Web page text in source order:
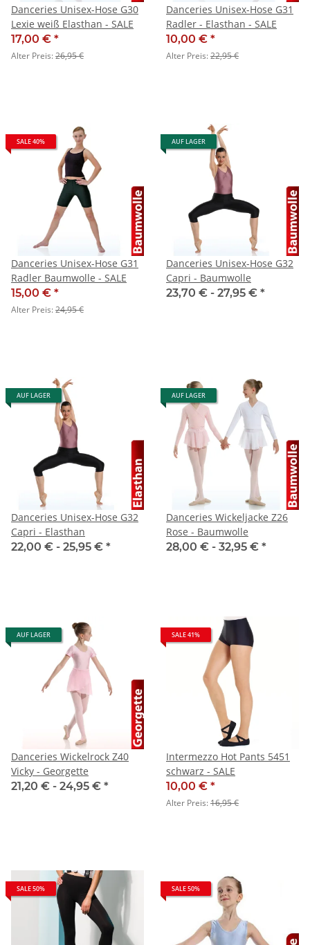
Danceries Unisex-Hose G30
Lexie weiß Elasthan - SALE
17,00 € *
Alter Preis:26,95 €
Danceries Unisex-Hose G31
Radler - Elasthan - SALE
10,00 € *
Alter Preis:22,95 €
SALE 40%
Danceries Unisex-Hose G31
Radler Baumwolle - SALE
15,00 € *
Alter Preis:24,95 €
AUF LAGER
Danceries Unisex-Hose G32
Capri - Baumwolle
23,70 € - 27,95 € *
AUF LAGER
Danceries Unisex-Hose G32
Capri - Elasthan
22,00 € - 25,95 € *
AUF LAGER
Danceries Wickeljacke Z26
Rose - Baumwolle
28,00 € - 32,95 € *
AUF LAGER
Danceries Wickelrock Z40
Vicky - Georgette
21,20 € - 24,95 € *
SALE 41%
Intermezzo Hot Pants 5451
schwarz - SALE
10,00 € *
Alter Preis:16,95 €
SALE 50% SALE 50%